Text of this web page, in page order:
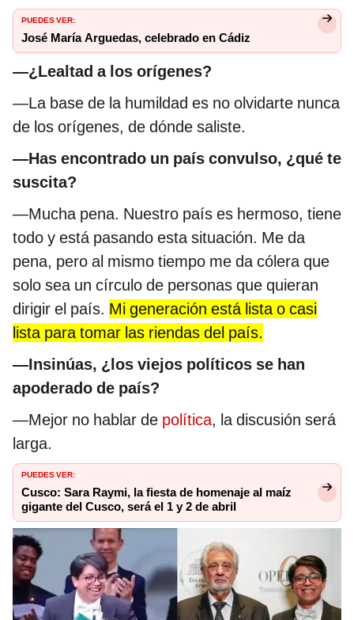
PUEDES VER:
José María Arguedas, celebrado en Cádiz
—¿Lealtad a los orígenes?
—La base de la humildad es no olvidarte nunca
de los orígenes, de dónde saliste.
—Has encontrado un país convulso, ¿qué te
suscita?
—Mucha pena. Nuestro país es hermoso, tiene
todo y está pasando esta situación. Me da
pena, pero al mismo tiempo me da cólera que
solo sea un círculo de personas que quieran
dirigir el país. Mi generación está lista o casi
lista para tomar las riendas del país.
—Insinúas, ¿los viejos políticos se han
apoderado de país?
—Mejor no hablar de política, la discusión será
larga.
PUEDES VER:
Cusco: Sara Raymi, la fiesta de homenaje al maíz
gigante del Cusco, será el 1 y 2 de abril